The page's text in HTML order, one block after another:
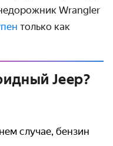
Wrangler
только как
Jeep?
случае, бензин